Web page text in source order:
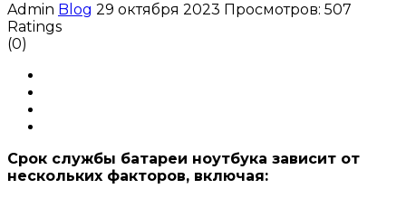
Admin Blog 29 октября 2023 Просмотров: 507
Ratings
(0)
Срок службы батареи ноутбука зависит от
нескольких факторов, включая: